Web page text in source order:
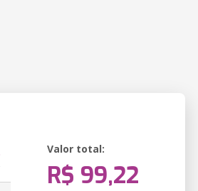
Valor total:
R$ 99,22